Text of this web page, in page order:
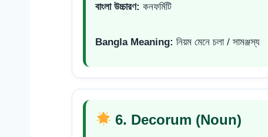
বাংলা উচ্চারণ: কনফর্মিটি
Bangla Meaning: নিয়ম মেনে চলা / সামঞ্জস্য
6. Decorum (Noun)